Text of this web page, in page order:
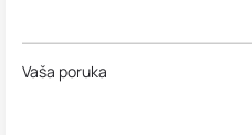
Vaša poruka